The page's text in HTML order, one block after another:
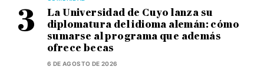
La Universidad de Cuyo lanza su
diplomatura del idioma alemán: cómo
sumarse al programa que además
ofrece becas
6 DE AGOSTO DE 2026